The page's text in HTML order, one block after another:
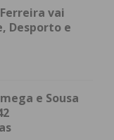
vai
Desporto e
e Sousa